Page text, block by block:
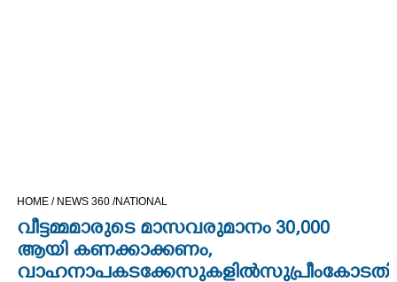
CINEMA
OPINION
HOME / NEWS 360 /NATIONAL
വീട്ടമ്മമാരുടെ മാസവരുമാനം 30,000
ആയി കണക്കാക്കണം,
വാഹനാപകടക്കേസുകളിൽ സുപ്രീംകോടതി